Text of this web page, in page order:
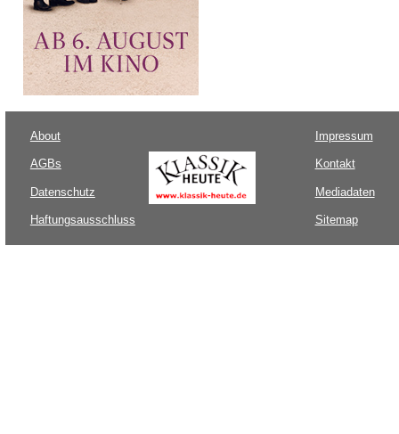
About
AGBs
Datenschutz
Haftungsausschluss
Impressum
Kontakt
Mediadaten
Sitemap